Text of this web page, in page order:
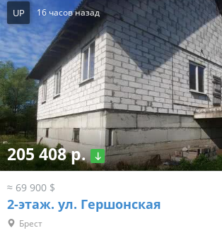
UP 16 часов назад
205 408 р.
≈ 69 900 $
2-этаж. ул. Гершонская
Брест